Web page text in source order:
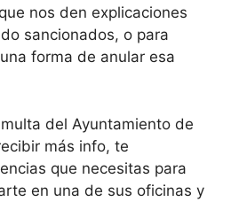
nos den explicaciones
sancionados, o para
forma de anular esa
del Ayuntamiento de
más info, te
que necesitas para
en una de sus oficinas y